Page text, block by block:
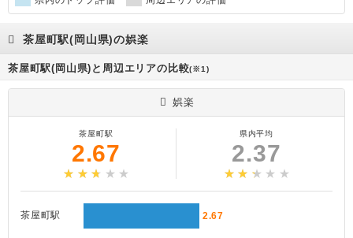
茶屋町駅(岡山県)の娯楽
茶屋町駅(岡山県)と周辺エリアの比較(※1)
娯楽
茶屋町駅
2.67
県内平均
2.37
茶屋町駅 2.67